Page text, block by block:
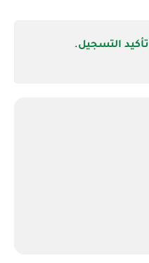
تأكيد التسجيل.